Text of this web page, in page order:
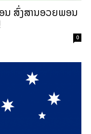
ນ ສົ່ງສານອວຍພອນ
0